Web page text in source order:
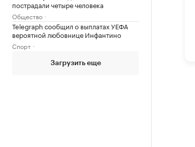
пострадали четыре человека
Общество
Telegraph сообщил о выплатах УЕФА
вероятной любовнице Инфантино
Спорт
Загрузить еще